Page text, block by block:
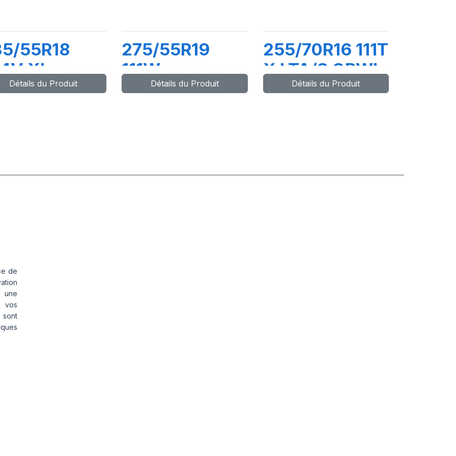
55R18
XL
Détails du Produit
275/55R19
111W
LATTITUDE
Détails du Produit
255/70R16 111T
X LTA/S ORWL
Détails du Produit
de
une
vos